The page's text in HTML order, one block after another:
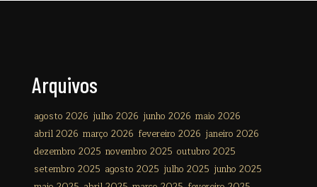
Arquivos
agosto 2026 julho 2026 junho 2026 maio 2026
abril 2026 março 2026 fevereiro 2026 janeiro 2026
dezembro 2025 novembro 2025 outubro 2025
setembro 2025 agosto 2025 julho 2025 junho 2025